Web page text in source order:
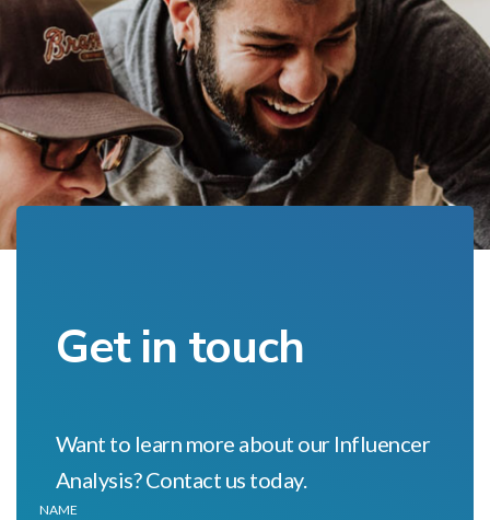
Get in touch
Want to learn more about our Influencer
Analysis? Contact us today.
NAME